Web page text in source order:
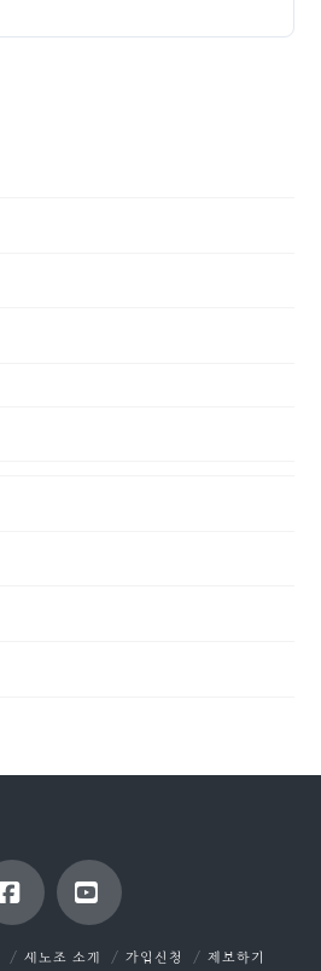
FacebookYouTube
새노조 소개 가입신청 제보하기